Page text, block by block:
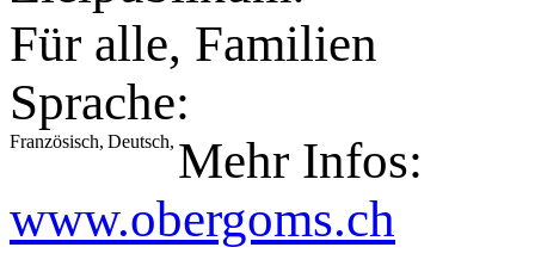
Für alle, Familien
Sprache:
Französisch, Deutsch, Mehr Infos:
www.obergoms.ch